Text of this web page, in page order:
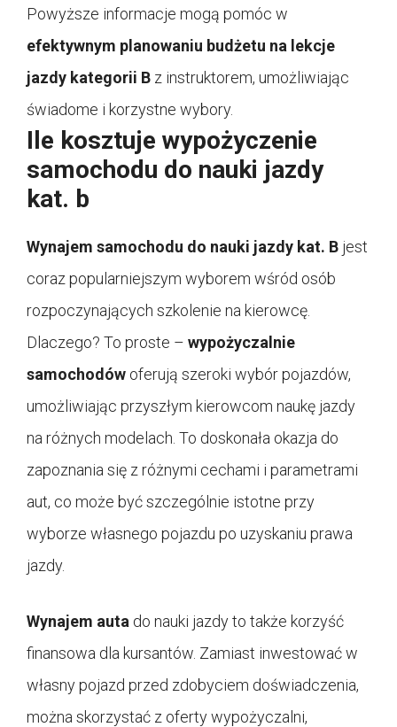
Powyższe informacje mogą pomóc w
efektywnym planowaniu budżetu na lekcje
jazdy kategorii B z instruktorem, umożliwiając
świadome i korzystne wybory.
Ile kosztuje wypożyczenie
samochodu do nauki jazdy
kat. b
Wynajem samochodu do nauki jazdy kat. B jest
coraz popularniejszym wyborem wśród osób
rozpoczynających szkolenie na kierowcę.
Dlaczego? To proste – wypożyczalnie
samochodów oferują szeroki wybór pojazdów,
umożliwiając przyszłym kierowcom naukę jazdy
na różnych modelach. To doskonała okazja do
zapoznania się z różnymi cechami i parametrami
aut, co może być szczególnie istotne przy
wyborze własnego pojazdu po uzyskaniu prawa
jazdy.
Wynajem auta do nauki jazdy to także korzyść
finansowa dla kursantów. Zamiast inwestować w
własny pojazd przed zdobyciem doświadczenia,
można skorzystać z oferty wypożyczalni,